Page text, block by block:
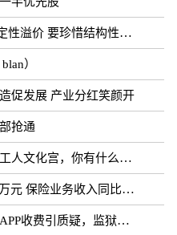
溢价 要珍惜结构性行情
）
促发展 产业分红笑颜开
抢通
化宫，你有什么话说？
业务收入同比增长约50.73%
质疑，监狱：开发公司收取